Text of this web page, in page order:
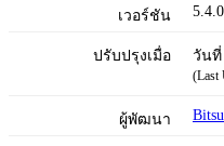
เวอร์ชัน
ปรับปรุงเมื่อ วันที่
(Last
ผู้พัฒนา